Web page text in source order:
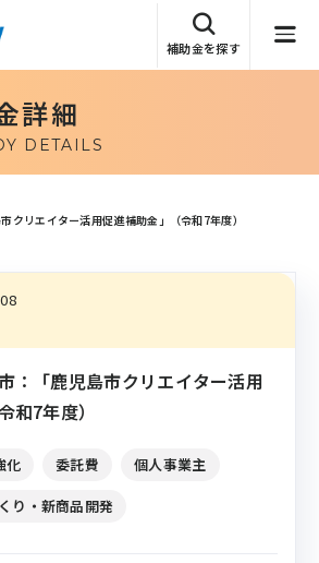
補助金を探す
詳細
DETAILS
クリエイター活用促進補助金」（令和7年度）
：「鹿児島市クリエイター活用
和7年度）
化 委託費
個人事業主
り・新商品開発